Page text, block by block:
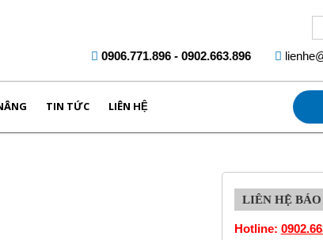
0906.771.896 - 0902.663.896
TIN TỨC LIÊN HỆ
LIÊN HỆ
Hotline: